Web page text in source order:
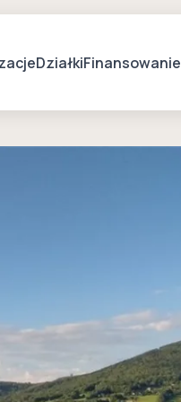
DziałkiFinansowanie